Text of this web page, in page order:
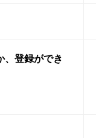
、登録ができ